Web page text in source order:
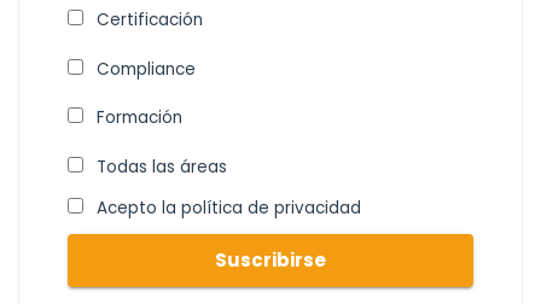
Certificación
Compliance
Formación
Todas las áreas
Acepto la política de privacidad